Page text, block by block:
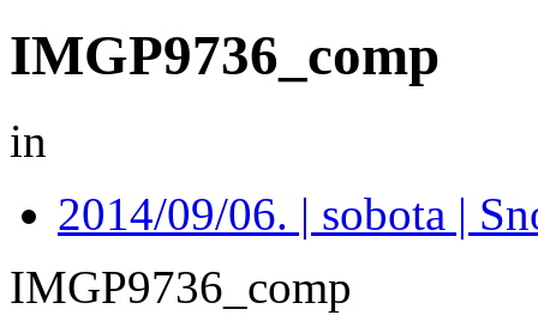
IMGP9736_comp
in
2014/09/06. | sobota |
IMGP9736_comp